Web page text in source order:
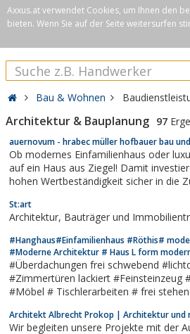
Axxus.at verwendet Cookies, um Ihnen den
bieten. Wenn Sie auf der Seite weitersurfen
Bau & Wohnen
Architektur & Bauplanung 97
auernovum - hrabec müller hofbauer bau
Ob modernes Einfamilienhaus oder
auf ein Haus aus Ziegel! Damit
hohen Wertbeständigkeit sicher in die
Material zu bauen – so lassen sich
und maximale...
St:art
Architektur, Bauträger und
#Hanghaus#Einfamilienhaus #Röthis#
#Moderne Architektur # Haus L form
#Überdachungen frei schwebend
#Zimmertüren lackiert #Feinsteinzeug
#Möbel # Tischlerarbeiten # frei
Architekt Albrecht Prokop | Architektur und
Wir begleiten unsere Projekte mit der